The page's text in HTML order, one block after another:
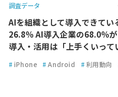
調査データ
AIを組織として導入できてい
26.8％ AI導入企業の68.0％
導入・活用は「上手くいって
# iPhone # Android # 利用動向